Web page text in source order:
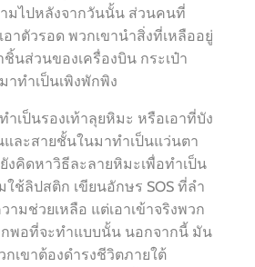
มไปหลังจากวันนั้น ส่วนคนที่
อาตัวรอด พวกเขานำสิ่งที่เหลืออยู่
นส่วนของเครื่องบิน กระเป๋า
าทำเป็นเพิงพักพิง
ำเป็นรองเท้าลุยหิมะ หรือเอาที่บัง
ละสายชั้นในมาทำเป็นแว่นตา
งคิดหาวิธีละลายหิมะเพื่อทำเป็น
ช้ลิปสติก เขียนอักษร SOS ที่ลำ
ามช่วยเหลือ แต่เอาเข้าจริงพวก
พอที่จะทำแบบนั้น นอกจากนี้ มัน
กเขาต้องดำรงชีวิตภายใต้